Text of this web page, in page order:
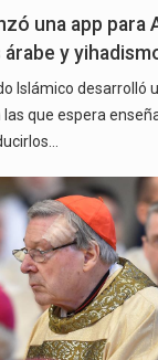
una app para
y
Islámico desarrolló
que espera